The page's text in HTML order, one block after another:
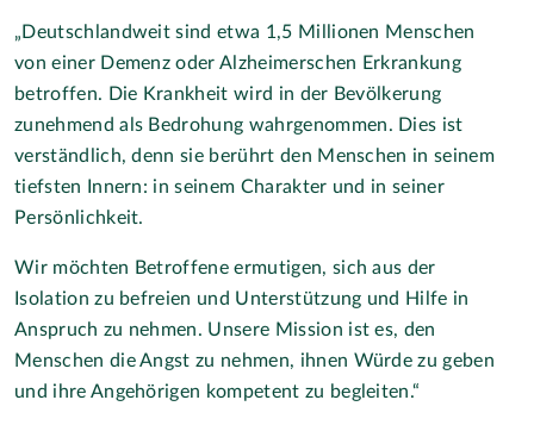
„Deutschlandweit sind etwa 1,5 Millionen Menschen
von einer Demenz oder Alzheimerschen Erkrankung
betroffen. Die Krankheit wird in der Bevölkerung
zunehmend als Bedrohung wahrgenommen. Dies ist
verständlich, denn sie berührt den Menschen in seinem
tiefsten Innern: in seinem Charakter und in seiner
Persönlichkeit.
Wir möchten Betroffene ermutigen, sich aus der
Isolation zu befreien und Unterstützung und Hilfe in
Anspruch zu nehmen. Unsere Mission ist es, den
Menschen die Angst zu nehmen, ihnen Würde zu geben
und ihre Angehörigen kompetent zu begleiten.“